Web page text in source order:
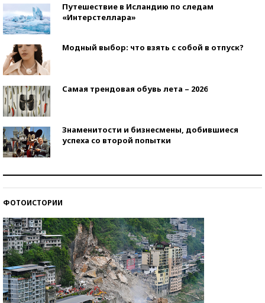
Путешествие в Исландию по следам
«Интерстеллара»
Модный выбор: что взять с собой в отпуск?
Самая трендовая обувь лета – 2026
Знаменитости и бизнесмены, добившиеся
успеха со второй попытки
ФОТОИСТОРИИ